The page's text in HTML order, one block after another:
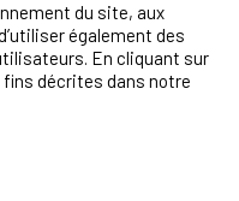
Abonnez-vous à la
du site, aux
également des
En cliquant sur
décrites dans notre